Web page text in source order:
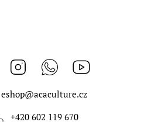
Facebook Instagram Whatsapp
eshop@acaculture.cz
+420 602 119 670